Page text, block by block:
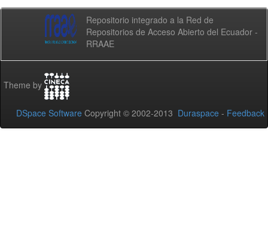
Repositorio integrado a la Red de
Repositorios de Acceso Abierto del Ecuador -
RRAAE
Theme by
DSpace Software Copyright © 2002-2013 Duraspace - Feedback